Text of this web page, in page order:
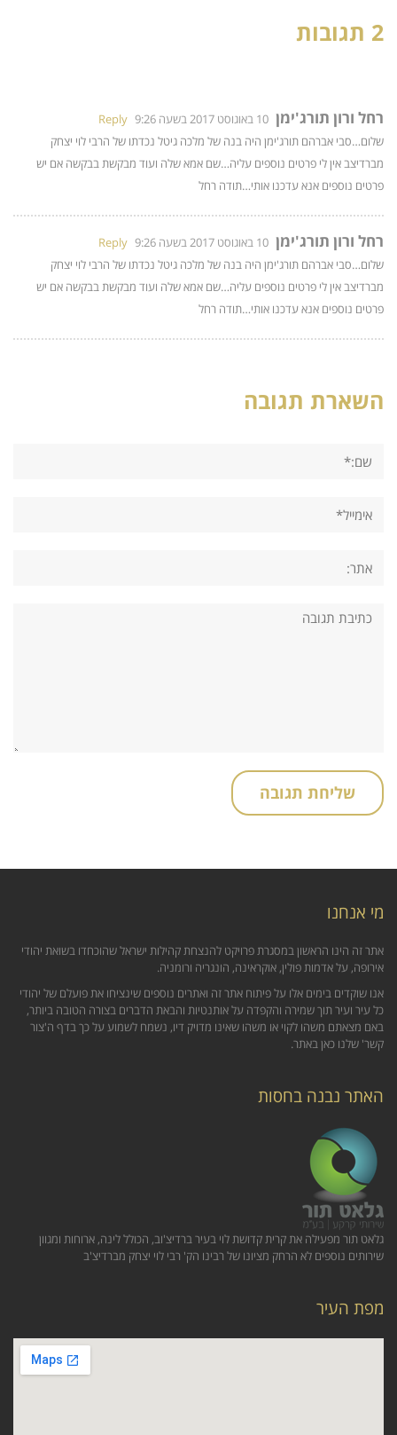
2 תגובות
רחל ורון תורג'ימן 10 באוגוסט 2017 בשעה 9:26
Reply
שלום…סבי אברהם תורג'ימן היה בנה של מלכה גיטל נכדתו של הרבי לוי יצחק
מברדיצב אין לי פרטים נוספים עליה…שם אמא שלה ועוד מבקשת בבקשה אם יש
פרטים נוספים אנא עדכנו אותי…תודה רחל
רחל ורון תורג'ימן 10 באוגוסט 2017 בשעה 9:26
Reply
שלום…סבי אברהם תורג'ימן היה בנה של מלכה גיטל נכדתו של הרבי לוי יצחק
מברדיצב אין לי פרטים נוספים עליה…שם אמא שלה ועוד מבקשת בבקשה אם יש
פרטים נוספים אנא עדכנו אותי…תודה רחל
השארת תגובה
מי אנחנו
אתר זה הינו הראשון במסגרת פרויקט להנצחת קהילות ישראל שהוכחדו בשואת יהודי
אירופה, על אדמות פולין, אוקראינה, הונגריה ורומניה.
אנו שוקדים בימים אלו על פיתוח אתר זה ואתרים נוספים שינציחו את פועלם של יהודי
כל עיר ועיר תוך שמירה והקפדה על אותנטיות והבאת הדברים בצורה הטובה ביותר,
באם מצאתם משהו לקוי או משהו שאינו מדויק דיו, נשמח לשמוע על כך בדף ה'צור
קשר' שלנו כאן באתר.
האתר נבנה בחסות
גלאט תור מפעילה את קרית קדושת לוי בעיר ברדיצ'וב, הכולל לינה, ארוחות ומגוון
שירותים נוספים לא הרחק מציונו של רבינו הק' רבי לוי יצחק מברדיצ'ב
מפת העיר